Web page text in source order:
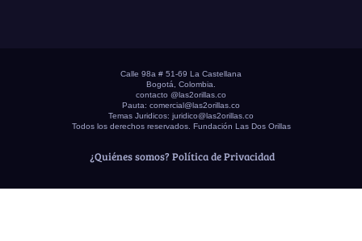
Calle 98a # 51-69 La Castellana
Bogotá, Colombia.
contacto @las2orillas.co
Pauta: comercial@las2orillas.co
Temas Juridicos: juridico@las2orillas.co
Todos los derechos reservados. Fundación Las Dos Orillas
¿Quiénes somos? Política de Privacidad